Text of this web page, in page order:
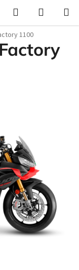
Hledat
KOŠÍK
1100